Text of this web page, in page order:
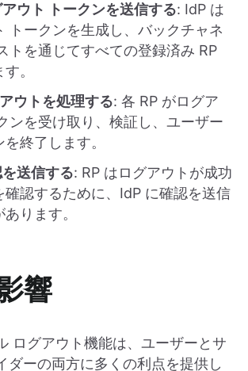
ウト トークンを送信する: IdP は
トークンを生成し、バックチャネ
トを通じてすべての登録済み RP
。
ウトを処理する: 各 RP がログア
ンを受け取り、検証し、ユーザー
終了します。
送信する: RP はログアウトが成功
確認するために、IdP に確認を送信
ります。
響
ログアウト機能は、ユーザーとサ
ダーの両方に多くの利点を提供し